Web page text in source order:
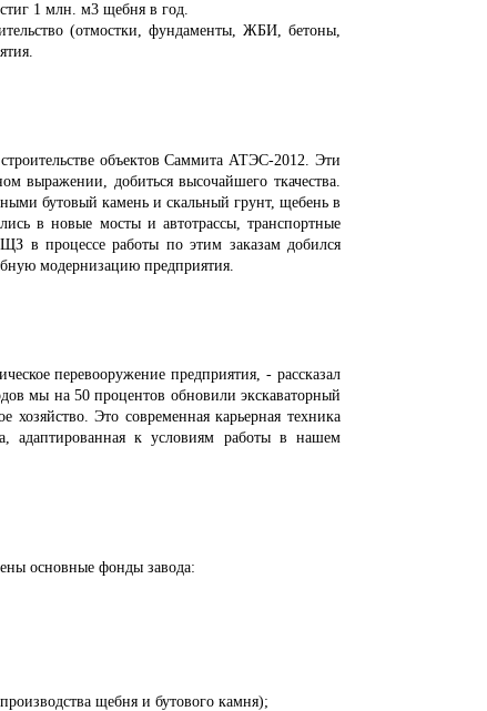
1 млн. м3 щебня в год.
(отмостки, фундаменты, ЖБИ, бетоны,
объектов Саммита АТЭС-2012. Эти
выражении, добиться высочайшего ткачества.
бутовый камень и скальный грунт, щебень в
в новые мосты и автотрассы, транспортные
в процессе работы по этим заказам добился
модернизацию предприятия.
перевооружение предприятия, - рассказал
мы на 50 процентов обновили экскаваторный
хозяйство. Это современная карьерная техника
адаптированная к условиям работы в нашем
основные фонды завода:
щебня и бутового камня);